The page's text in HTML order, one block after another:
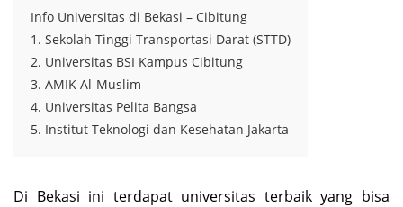
Info Universitas di Bekasi – Cibitung
1. Sekolah Tinggi Transportasi Darat (STTD)
2. Universitas BSI Kampus Cibitung
3. AMIK Al-Muslim
4. Universitas Pelita Bangsa
5. Institut Teknologi dan Kesehatan Jakarta
Di Bekasi ini terdapat universitas terbaik yang bisa